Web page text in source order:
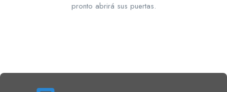
pronto abrirá sus puertas.